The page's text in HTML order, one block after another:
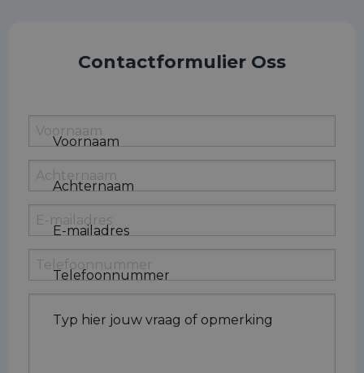
Contactformulier Oss
Voornaam
Achternaam
E-mailadres
Telefoonnummer
Typ hier jouw vraag of opmerking